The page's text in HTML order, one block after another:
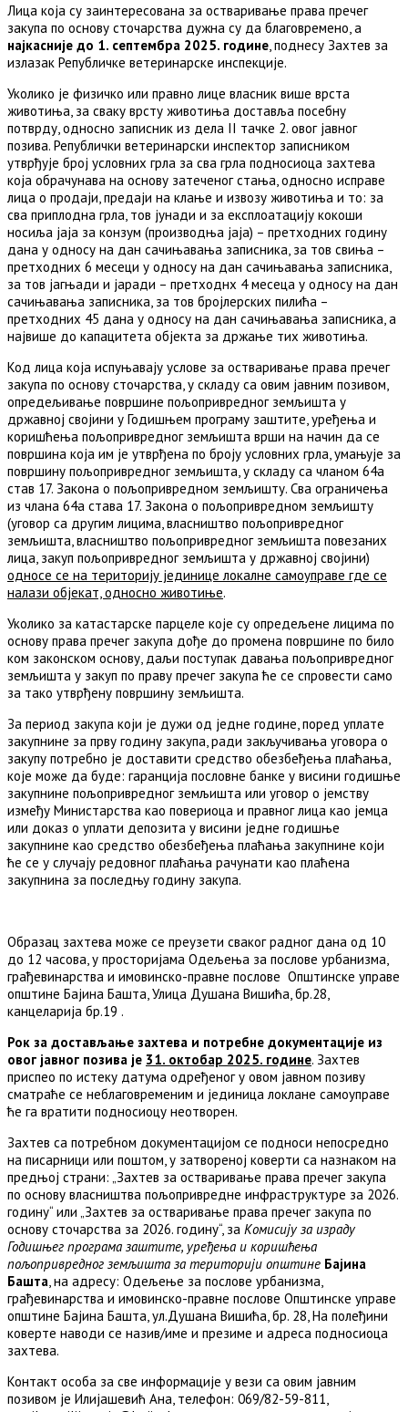
Лица која су заинтересована за остваривање права пречег
закупа по основу сточарства дужна су да благовремено, а
најкасније до 1. септембра 2025. године, поднесу Захтев за
излазак Републичке ветеринарске инспекције.
Уколико је физичко или правно лице власник више врста
животиња, за сваку врсту животиња доставља посебну
потврду, односно записник из дела II тачке 2. овог јавног
позива. Републички ветеринарски инспектор записником
утврђује број условних грла за сва грла подносиоца захтева
која обрачунава на основу затеченог стања, односно исправе
лица о продаји, предаји на клање и извозу животиња и то: за
сва приплодна грла, тов јунади и за експлоатацију кокоши
носиља јаја за конзум (производња јаја) – претходних годину
дана у односу на дан сачињавања записника, за тов свиња –
претходних 6 месеци у односу на дан сачињавања записника,
за тов јагњади и јаради – претходнх 4 месеца у односу на дан
сачињавања записника, за тов бројлерских пилића –
претходних 45 дана у односу на дан сачињавања записника, а
највише до капацитета објекта за држање тих животиња.
Код лица која испуњавају услове за остваривање права пречег
закупа по основу сточарства, у складу са овим јавним позивом,
опредељивање површине пољопривредног земљишта у
државној својини у Годишњем програму заштите, уређења и
коришћења пољопривредног земљишта врши на начин да се
површина која им је утврђена по броју условних грла, умањује за
површину пољопривредног земљишта, у складу са чланом 64а
став 17. Закона о пољопривредном земљишту. Сва ограничења
из члана 64а става 17. Закона о пољопривредном земљишту
(уговор са другим лицима, власништво пољопривредног
земљишта, власништво пољопривредног земљишта повезаних
лица, закуп пољопривредног земљишта у државној својини)
односе се на територију јединице локалне самоуправе где се
налази објекат, односно животиње.
Уколико за катастарске парцеле које су опредељене лицима по
основу права пречег закупа дође до промена површине по било
ком законском основу, даљи поступак давања пољопривредног
земљишта у закуп по праву пречег закупа ће се спровести само
за тако утврђену површину земљишта.
За период закупа који је дужи од једне године, поред уплате
закупнине за прву годину закупа, ради закључивања уговора о
закупу потребно је доставити средство обезбеђења плаћања,
које може да буде: гаранција пословне банке у висини годишње
закупнине пољопривредног земљишта или уговор о јемству
између Министарства као повериоца и правног лица као јемца
или доказ о уплати депозита у висини једне годишње
закупнине као средство обезбеђења плаћања закупнине који
ће се у случају редовног плаћања рачунати као плаћена
закупнина за последњу годину закупа.
Образац захтева може се преузети сваког радног дана од 10
до 12 часова, у просторијама Одељења за послове урбанизма,
грађевинарства и имовинско-правне послове Општинске управе
општине Бајина Башта, Улица Душана Вишића, бр.28,
канцеларија бр.19 .
Рок за достављање захтева и потребне документације из
овог јавног позива је 31. октобар 2025. године. Захтев
приспео по истеку датума одређеног у овом јавном позиву
сматраће се неблаговременим и јединица локлане самоуправе
ће га вратити подносиоцу неотворен.
Захтев са потребном документацијом се подноси непосредно
на писарници или поштом, у затвореној коверти са назнаком на
предњој страни: „Захтев за остваривање права пречег закупа
по основу власништва пољопривредне инфраструктуре за 2026.
годину“ или „Захтев за остваривање права пречег закупа по
основу сточарства за 2026. годину“, за Комисију за израду
Годишњег програма заштите, уређења и коришћења
пољопривредног земљишта за територији општине Бајина
Башта, на адресу: Одељење за послове урбанизма,
грађевинарства и имовинско-правне послове Општинске управе
општине Бајина Башта, ул.Душана Вишића, бр. 28, На полеђини
коверте наводи се назив/име и презиме и адреса подносиоца
захтева.
Контакт особа за све информације у вези са овим јавним
позивом је Илијашевић Ана, телефон: 069/82-59-811,